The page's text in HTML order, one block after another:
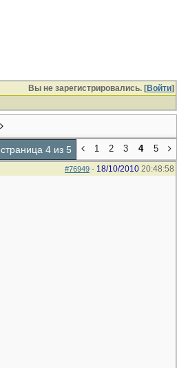
Вы не зарегистрировались. [Войти]
страница 4 из 5 1 2 3 4 5
#76949 - 18/10/2010 20:48:58